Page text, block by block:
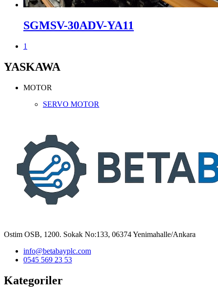
SGMSV-30ADV-YA11
1
YASKAWA
MOTOR
SERVO MOTOR
Ostim OSB, 1200. Sokak No:133, 06374 Yenimahalle/Ankara
info@betabayplc.com
0545 569 23 53
Kategoriler